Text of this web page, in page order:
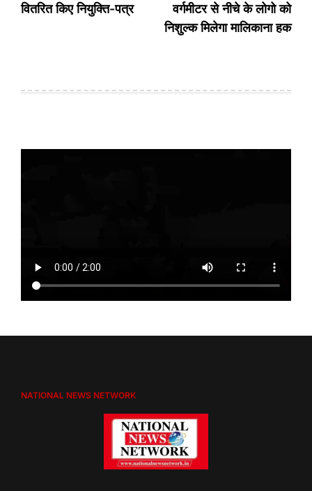
वितरित किए नियुक्ति-पत्र
वर्गमीटर से नीचे के लोगो को
निशुल्क मिलेगा मालिकाना हक
NATIONAL NEWS NETWORK